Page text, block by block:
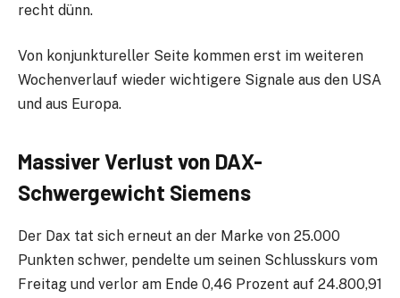
recht dünn.
Von konjunktureller Seite kommen erst im weiteren
Wochenverlauf wieder wichtigere Signale aus den USA
und aus Europa.
Massiver Verlust von DAX-
Schwergewicht Siemens
Der Dax tat sich erneut an der Marke von 25.000
Punkten schwer, pendelte um seinen Schlusskurs vom
Freitag und verlor am Ende 0,46 Prozent auf 24.800,91